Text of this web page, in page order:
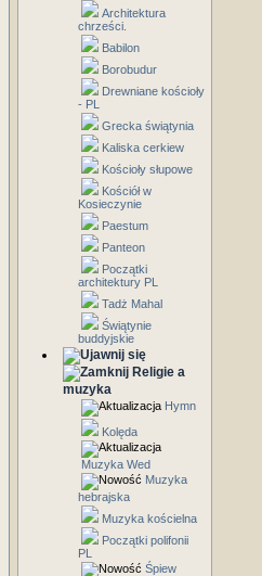
Architektura
chrześci.
Babilon
Borobudur
Drewniane kościoły
- PL
Grecka świątynia
Kaliska cerkiew
Kościoły słupowe
Kościół w
Kosieczynie
Paestum
Panteon
Początki
architektury PL
Tadż Mahal
Świątynie
buddyjskie
Religie a
muzyka
Hymn
Kolęda
Muzyka Wed
Muzyka
hebrajska
Muzyka kościelna
Początki polifonii
PL
Śpiew